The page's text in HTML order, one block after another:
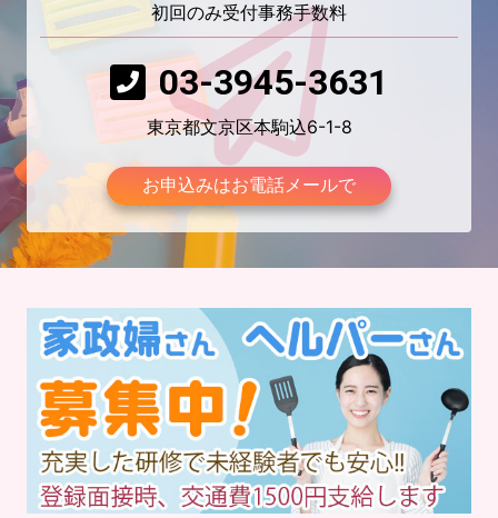
初回のみ受付事務手数料
03-3945-3631
東京都文京区本駒込6-1-8
お申込みはお電話メールで